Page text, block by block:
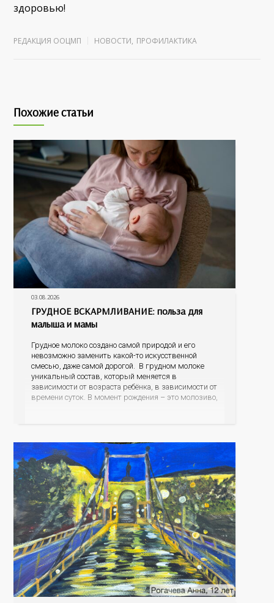
здоровью!
РЕДАКЦИЯ ООЦМП НОВОСТИ, ПРОФИЛАКТИКА
Похожие статьи
03.08.2026
ГРУДНОЕ ВСКАРМЛИВАНИЕ: польза для
малыша и мамы
Грудное молоко создано самой природой и его
невозможно заменить какой-то искусственной
смесью, даже самой дорогой. В грудном молоке
уникальный состав, который меняется в
зависимости от возраста ребёнка, в зависимости от
времени суток. В момент рождения – это молозиво,